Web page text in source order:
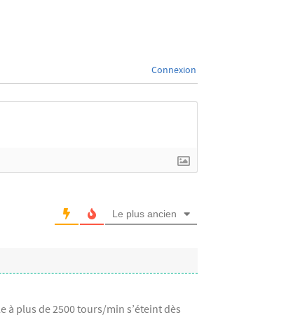
Connexion
Le plus ancien
à plus de 2500 tours/min s’éteint dès